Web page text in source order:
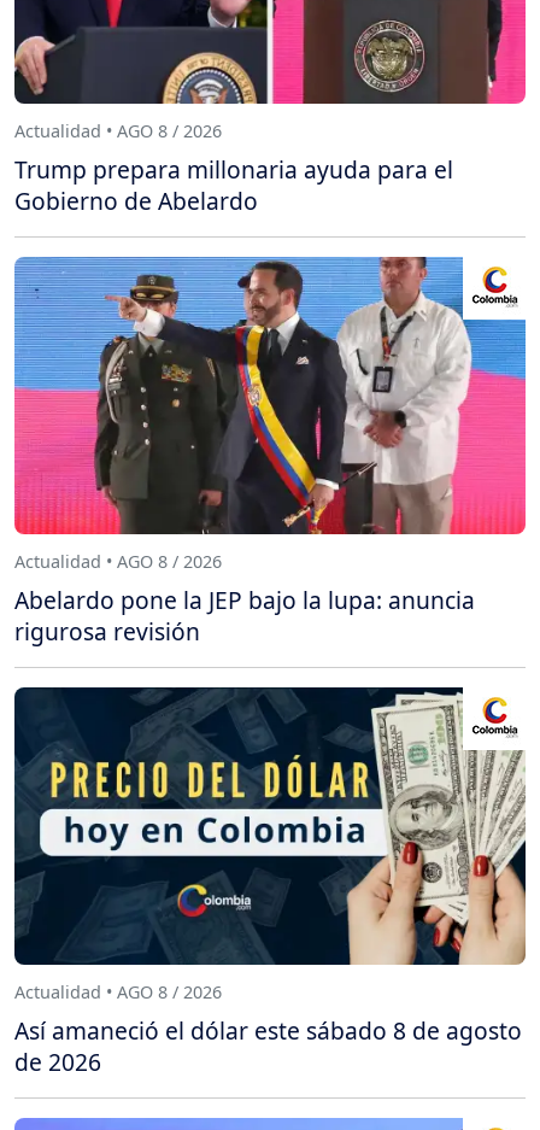
Actualidad • AGO 8 / 2026
Trump prepara millonaria ayuda para el
Gobierno de Abelardo
Actualidad • AGO 8 / 2026
Abelardo pone la JEP bajo la lupa: anuncia
rigurosa revisión
Actualidad • AGO 8 / 2026
Así amaneció el dólar este sábado 8 de agosto
de 2026